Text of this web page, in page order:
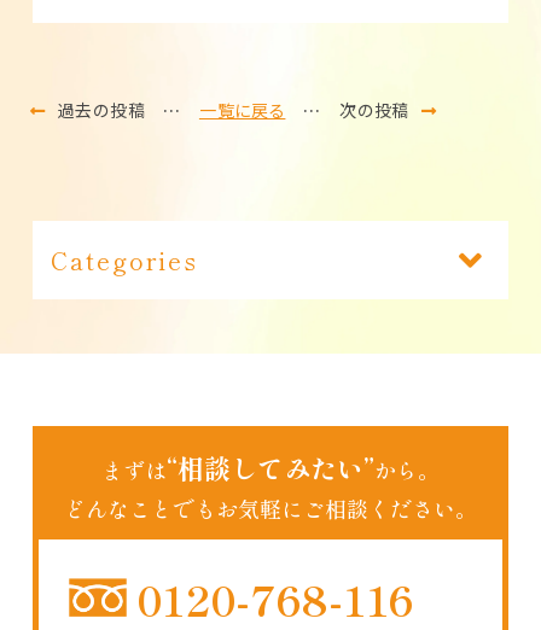
過去の投稿 … 一覧に戻る … 次の投稿
Categories
まずは“相談してみたい”から。
どんなことでもお気軽にご相談ください。
0120-768-116